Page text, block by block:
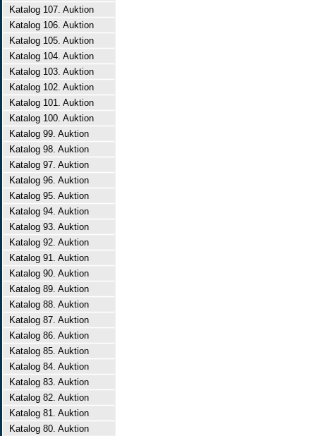
Katalog 107. Auktion
Katalog 106. Auktion
Katalog 105. Auktion
Katalog 104. Auktion
Katalog 103. Auktion
Katalog 102. Auktion
Katalog 101. Auktion
Katalog 100. Auktion
Katalog 99. Auktion
Katalog 98. Auktion
Katalog 97. Auktion
Katalog 96. Auktion
Katalog 95. Auktion
Katalog 94. Auktion
Katalog 93. Auktion
Katalog 92. Auktion
Katalog 91. Auktion
Katalog 90. Auktion
Katalog 89. Auktion
Katalog 88. Auktion
Katalog 87. Auktion
Katalog 86. Auktion
Katalog 85. Auktion
Katalog 84. Auktion
Katalog 83. Auktion
Katalog 82. Auktion
Katalog 81. Auktion
Katalog 80. Auktion